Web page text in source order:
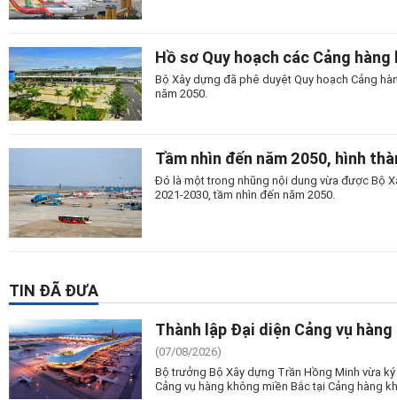
Hồ sơ Quy hoạch các Cảng
Bộ Xây dựng đã phê duyệt Quy hoạch Cảng
năm 2050.
Tầm nhìn đến năm 2050, hình
Đó là một trong nhũng nội dung vừa được Bộ
2021-2030, tầm nhìn đến năm 2050.
TIN ĐÃ ĐƯA
Thành lập Đại diện Cảng vụ
(07/08/2026)
Bộ trưởng Bộ Xây dựng Trần Hồng Minh vừa
Cảng vụ hàng không miền Bắc tại Cảng hàng